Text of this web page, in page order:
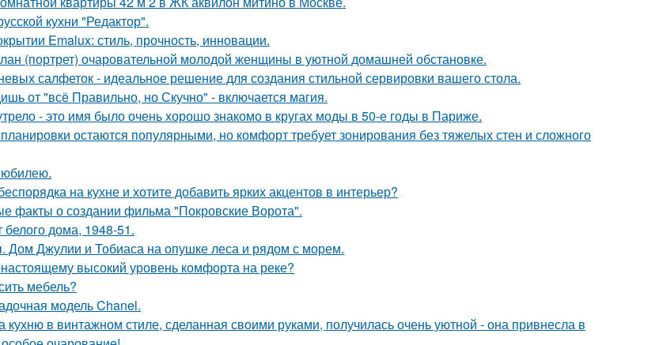
кухни "Редактор".
Emalux: стиль, прочность, инновации.
(портрет) очаровательной молодой женщины в уютной домашней обстановке.
салфеток - идеальное решение для создания стильной сервировки вашего стола.
от "всё Правильно, но Скучно" - включается магия.
- это имя было очень хорошо знакомо в кругах моды в 50-е годы в Париже.
остаются популярными, но комфорт требует зонирования без тяжелых стен и сложного
на кухне и хотите добавить ярких акцентов в интерьер?
факты о создании фильма "Покровские Ворота".
белого дома, 1948-51.
Дом Джулии и Тобиаса на опушке леса и рядом с морем.
высокий уровень комфорта на реке?
мебель?
модель Chanel.
кухню в винтажном стиле, сделанная своими руками, получилась очень уютной - она привнесла в